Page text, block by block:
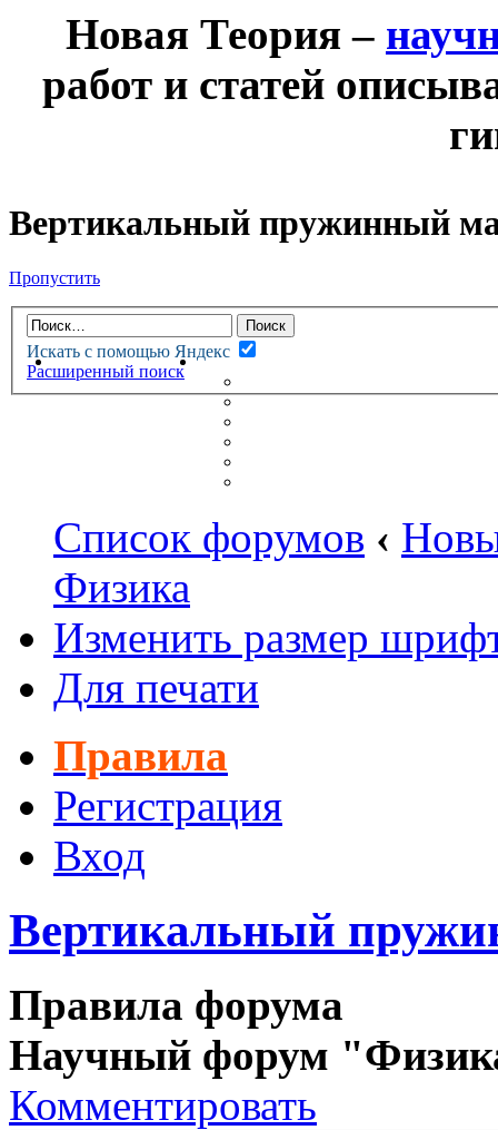
Новая Теория –
работ и статей
Вертикальный пружинный
Пропустить
Искать с помощью Яндекс
Расширенный поиск
НОВАЯ ТЕОРИЯФОРУМ
НЕПРОЧИТАННЫЕ
Список форумов ‹
Физика
Изменить размер
Для печати
Правила
Регистрация
Вход
Вертикальный
Правила форума
Научный форум
Комментировать